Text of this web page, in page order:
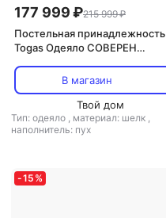
177 999 ₽215 999 ₽
Постельная принадлежность
Togas Одеяло СОВЕРЕН
канадского гуся в шелке,
1014.00111
В магазин
Твой дом
Тип: одеяло , материал: шелк ,
наполнитель: пух
-15 %